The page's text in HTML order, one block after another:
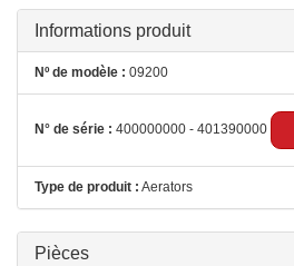
Informations produit
Nº de modèle : 09200
N° de série : 400000000 - 401390000
Type de produit : Aerators
Pièces